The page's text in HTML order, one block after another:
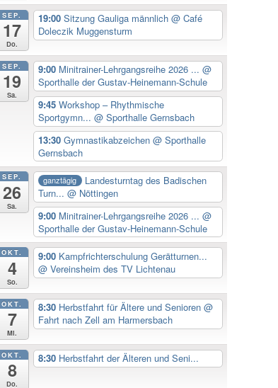
SEP.
17
Do.
19:00 Sitzung Gauliga männlich @ Café
Doleczik Muggensturm
SEP.
19
Sa.
9:00 Minitrainer-Lehrgangsreihe 2026 ... @
Sporthalle der Gustav-Heinemann-Schule
9:45 Workshop – Rhythmische
Sportgymn... @ Sporthalle Gernsbach
13:30 Gymnastikabzeichen @ Sporthalle
Gernsbach
SEP.
26
Sa.
ganztägig
Landesturntag des Badischen
Turn... @ Nöttingen
9:00 Minitrainer-Lehrgangsreihe 2026 ... @
Sporthalle der Gustav-Heinemann-Schule
OKT.
4
So.
9:00 Kampfrichterschulung Gerätturnen...
@ Vereinsheim des TV Lichtenau
OKT.
7
Mi.
8:30 Herbstfahrt für Ältere und Senioren @
Fahrt nach Zell am Harmersbach
OKT.
8
Do.
8:30 Herbstfahrt der Älteren und Seni...